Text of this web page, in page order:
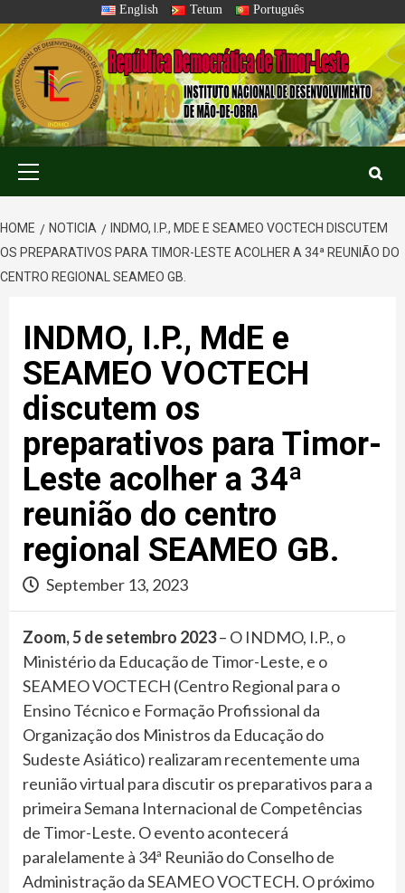
to
content
English Tetum Português
HOME NOTICIA
INDMO, I.P., MDE E SEAMEO VOCTECH DISCUTEM
OS PREPARATIVOS PARA TIMOR-LESTE ACOLHER A 34ª REUNIÃO DO
CENTRO REGIONAL SEAMEO GB.
INDMO, I.P., MdE e
SEAMEO VOCTECH
discutem os
preparativos para Timor-
Leste acolher a 34ª
reunião do centro
regional SEAMEO GB.
September 13, 2023
Zoom, 5 de setembro 2023– O INDMO, I.P., o
Ministério da Educação de Timor-Leste, e o
SEAMEO VOCTECH (Centro Regional para o
Ensino Técnico e Formação Profissional da
Organização dos Ministros da Educação do
Sudeste Asiático) realizaram recentemente uma
reunião virtual para discutir os preparativos para a
primeira Semana Internacional de Competências
de Timor-Leste. O evento acontecerá
paralelamente à 34ª Reunião do Conselho de
Administração da SEAMEO VOCTECH. O próximo